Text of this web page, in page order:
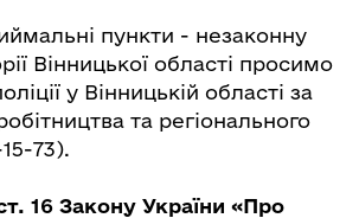
пункти - незаконну
Вінницької області просимо
у Вінницькій області за
та регіонального
73).
16 Закону України «Про